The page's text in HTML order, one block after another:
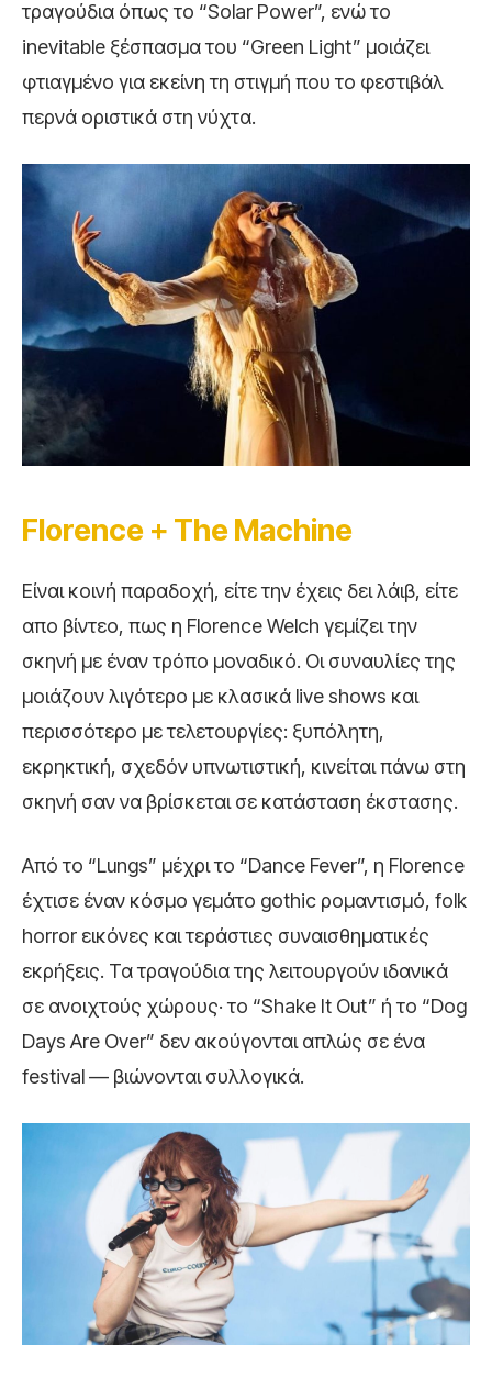
τραγούδια όπως το “Solar Power”, ενώ το
inevitable ξέσπασμα του “Green Light” μοιάζει
φτιαγμένο για εκείνη τη στιγμή που το φεστιβάλ
περνά οριστικά στη νύχτα.
Florence + TheMachine
Είναι κοινή παραδοχή, είτε την έχεις δει λάιβ, είτε
απο βίντεο, πως η Florence Welch γεμίζει την
σκηνή με έναν τρόπο μοναδικό. Οι συναυλίες της
μοιάζουν λιγότερο με κλασικά live shows και
περισσότερο με τελετουργίες: ξυπόλητη,
εκρηκτική, σχεδόν υπνωτιστική, κινείται πάνω στη
σκηνή σαν να βρίσκεται σε κατάσταση έκστασης.
Από το “Lungs” μέχρι το “Dance Fever”, η Florence
έχτισε έναν κόσμο γεμάτο gothic ρομαντισμό, folk
horror εικόνες και τεράστιες συναισθηματικές
εκρήξεις. Τα τραγούδια της λειτουργούν ιδανικά
σε ανοιχτούς χώρους· το “Shake It Out” ή το “Dog
Days Are Over” δεν ακούγονται απλώς σε ένα
festival — βιώνονται συλλογικά.